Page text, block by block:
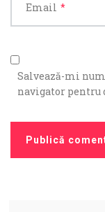
Email *
Salvează-mi
navigator pentru